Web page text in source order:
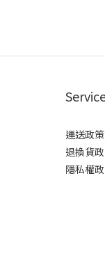
運送政策
退換貨
隱私權